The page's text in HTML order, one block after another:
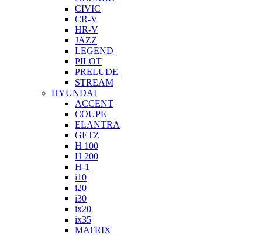
CIVIC
CR-V
HR-V
JAZZ
LEGEND
PILOT
PRELUDE
STREAM
HYUNDAI
ACCENT
COUPE
ELANTRA
GETZ
H 100
H 200
H-1
i10
i20
i30
ix20
ix35
MATRIX